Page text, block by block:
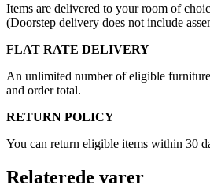
Items are delivered to your room of
(Doorstep delivery does not include
FLAT RATE DELIVERY
An unlimited number of eligible
and order total.
RETURN POLICY
You can return eligible items within 30
Relaterede varer